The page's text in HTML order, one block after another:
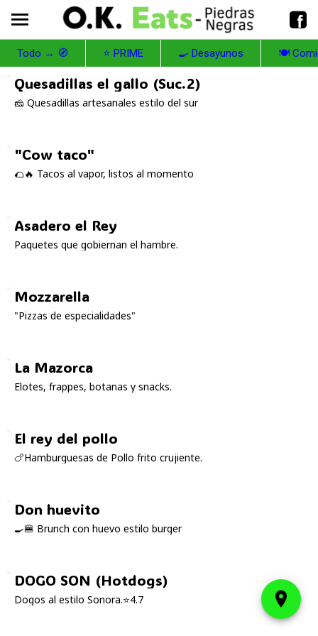
Todo → 🧭 ⭐ PRIME 🍳 Desayunos 🍽️
Quesadillas el gallo (Suc.2)
🧀 Quesadillas artesanales estilo del sur
"Cow taco"
🌮🔥 Tacos al vapor, listos al momento
Asadero el Rey
Paquetes que gobiernan el hambre.
Mozzarella
"Pizzas de especialidades"
La Mazorca
Elotes, frappes, botanas y snacks.
El rey del pollo
🍗Hamburguesas de Pollo frito crujiente.
Don huevito
🍳🍔 Brunch con huevo estilo burger
DOGO SON (Hotdogs)
Dogos al estilo Sonora.⭐4.7